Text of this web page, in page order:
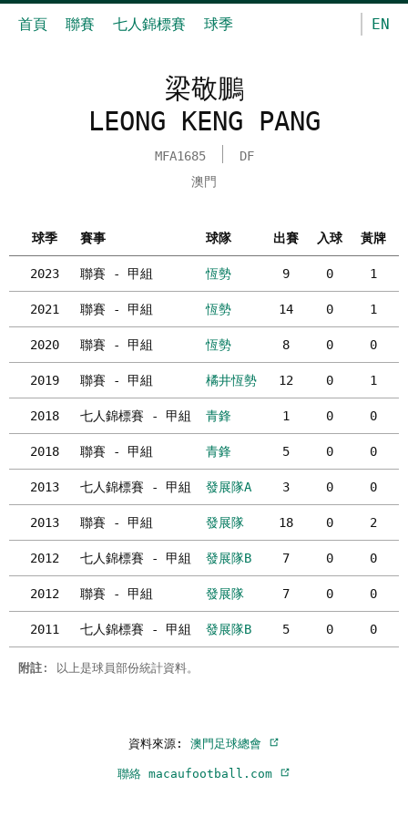
首頁 聯賽 七人錦標賽 球季 EN
梁敬鵬
LEONG KENG PANG
MFA1685
DF
澳門
球季 賽事 球隊 出賽 入球 黃牌
2023 聯賽 - 甲組 恆勢 9 0 1
2021 聯賽 - 甲組 恆勢 14 0 1
2020 聯賽 - 甲組 恆勢 8 0 0
2019 聯賽 - 甲組 橘井恆勢 12 0 1
2018 七人錦標賽 - 甲組 青鋒 1 0 0
2018 聯賽 - 甲組 青鋒 5 0 0
2013 七人錦標賽 - 甲組 發展隊A 3 0 0
2013 聯賽 - 甲組 發展隊 18 0 2
2012 七人錦標賽 - 甲組 發展隊B 7 0 0
2012 聯賽 - 甲組 發展隊 7 0 0
2011 七人錦標賽 - 甲組 發展隊B 5 0 0
附註 : 以上是球員部份統計資料。
資料來源: 澳門足球總會
聯絡 macaufootball.com